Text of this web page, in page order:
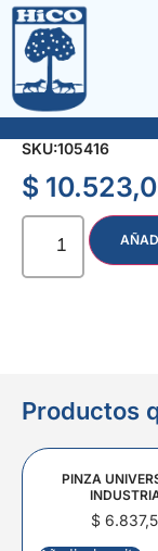
LLAVE ALLEN
SKU:105416
$
Productos
PINZA
$